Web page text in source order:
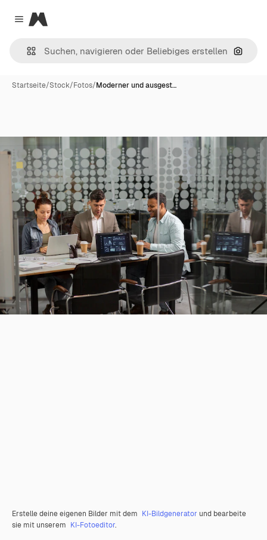
Close menu
Magnific
Nach
Startseite/Stock/Fotos/Moderner und ausgest…
Erstelle deine eigenen Bilder mit dem KI-Bildgenerator und bearbeite
sie mit unserem KI-Fotoeditor.